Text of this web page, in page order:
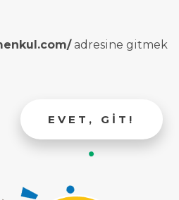
adresine gitmek
EVET, GIT!